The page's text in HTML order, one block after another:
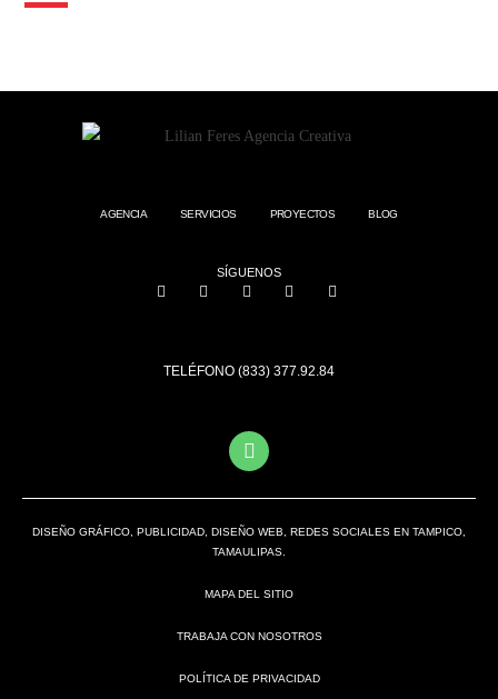
AGENCIA SERVICIOS PROYECTOS BLOG
SÍGUENOS
TELÉFONO (833) 377.92.84
DISEÑO GRÁFICO, PUBLICIDAD, DISEÑO WEB, REDES SOCIALES EN TAMPICO,
TAMAULIPAS.
MAPA DEL SITIO
TRABAJA CON NOSOTROS
POLÍTICA DE PRIVACIDAD